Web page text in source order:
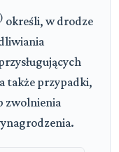
określi, w drodze
także przypadki,
zwolnienia